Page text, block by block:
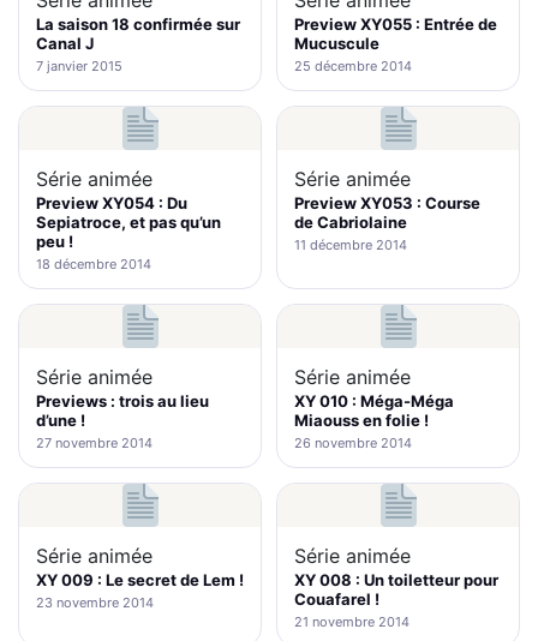
La saison 18 confirmée sur
Canal J
7 janvier 2015
Preview XY055 : Entrée de
Mucuscule
25 décembre 2014
Série animée
Preview XY054 : Du
Sepiatroce, et pas qu’un
peu !
18 décembre 2014
Série animée
Preview XY053 : Course
de Cabriolaine
11 décembre 2014
Série animée
Previews : trois au lieu
d’une !
27 novembre 2014
Série animée
XY 010 : Méga-Méga
Miaouss en folie !
26 novembre 2014
Série animée
XY 009 : Le secret de Lem !
23 novembre 2014
Série animée
XY 008 : Un toiletteur pour
Couafarel !
21 novembre 2014